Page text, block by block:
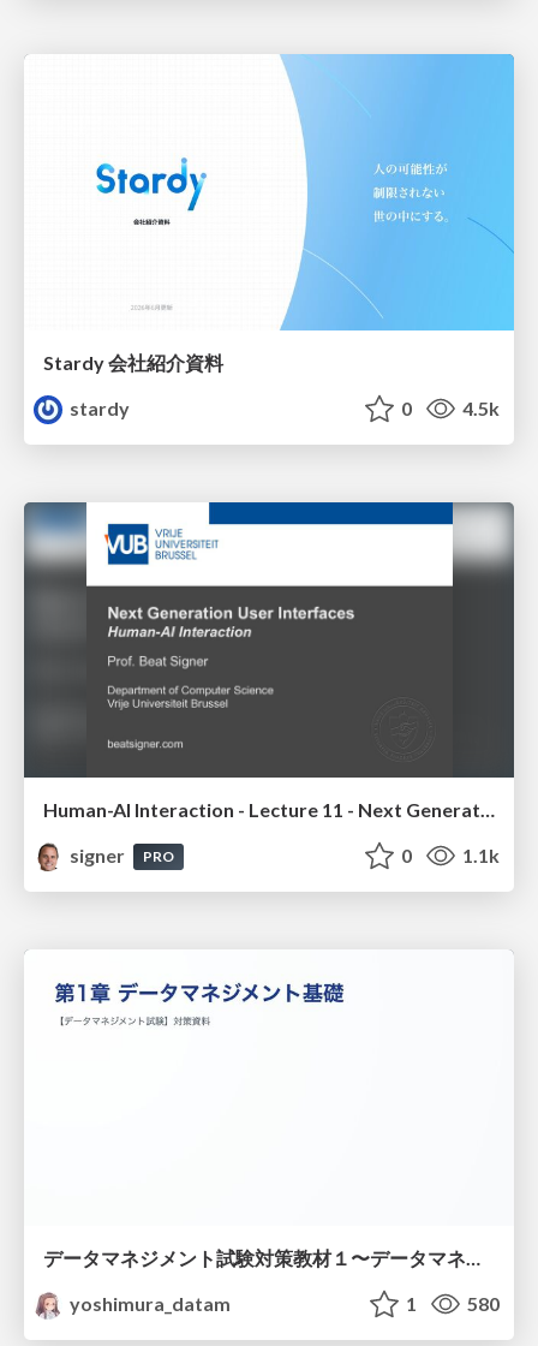
Stardy 会社紹介資料
stardy
0 4.5k
Human-AI Interaction - Lecture 11 - Next Generation User Interfaces (4018166FNR)
signer
PRO 0 1.1k
yoshimura_datam
1 580